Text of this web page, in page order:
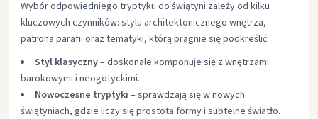
Wybór odpowiedniego tryptyku do świątyni zależy od kilku
kluczowych czynników: stylu architektonicznego wnętrza,
patrona parafii oraz tematyki, którą pragnie się podkreślić.
Styl klasyczny– doskonale komponuje się z wnętrzami
barokowymi i neogotyckimi.
Nowoczesne tryptyki – sprawdzają się w nowych
świątyniach, gdzie liczy się prostota formy i subtelne światło.